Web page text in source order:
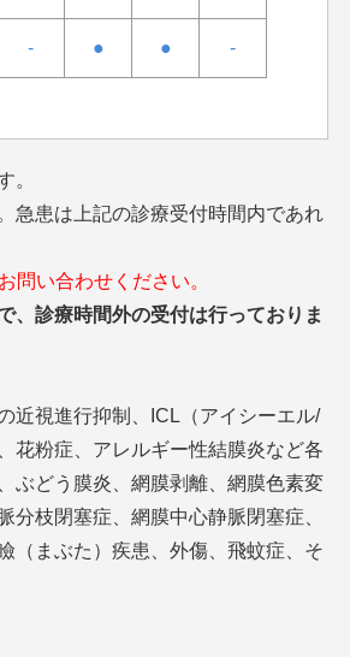
- ● ● -
。
急患は上記の診療受付時間内であれ
問い合わせください。
、診療時間外の受付は行っておりま
近視進行抑制、ICL（アイシーエル/
花粉症、アレルギー性結膜炎など各
ぶどう膜炎、網膜剥離、網膜色素変
枝閉塞症、網膜中心静脈閉塞症、
（まぶた）疾患、外傷、飛蚊症、そ